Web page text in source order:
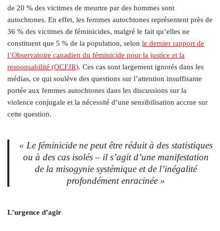
de 20 % des victimes de meurtre par des hommes sont
autochtones. En effet, les femmes autochtones représentent près de
36 % des victimes de féminicides, malgré le fait qu’elles ne
constituent que 5 % de la population, selon le dernier rapport de
l’Observatoire canadien du féminicide pour la justice et la
responsabilité (OCFJR). Ces cas sont largement ignorés dans les
médias, ce qui soulève des questions sur l’attention insuffisante
portée aux femmes autochtones dans les discussions sur la
violence conjugale et la nécessité d’une sensibilisation accrue sur
cette question.
« Le féminicide ne peut être réduit à des statistiques
ou à des cas isolés – il s’agit d’une manifestation
de la misogynie systémique et de l’inégalité
profondément enracinée »
L’urgence d’agir